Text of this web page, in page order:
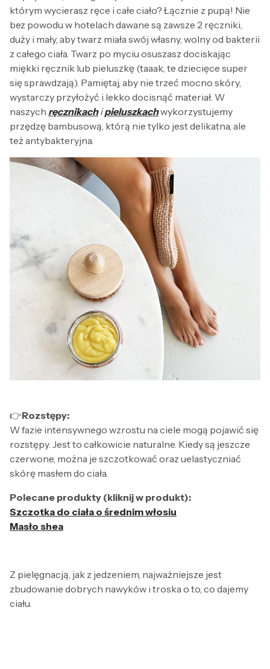
którym wycierasz ręce i całe ciało? Łącznie z pupą! Nie
bez powodu w hotelach dawane są zawsze 2 ręczniki,
duży i mały, aby twarz miała swój własny, wolny od bakterii
z całego ciała. Twarz po myciu osuszasz dociskając
miękki ręcznik lub pieluszkę (taaak, te dziecięce super
się sprawdzają). Pamiętaj, aby nie trzeć mocno skóry,
wystarczy przyłożyć i lekko docisnąć materiał. W
naszych ręcznikachipieluszkachwykorzystujemy
przędzę bambusową, którą nie tylko jest delikatna, ale
też antybakteryjna.
👉Rozstępy:
W fazie intensywnego wzrostu na ciele mogą pojawić się
rozstępy. Jest to całkowicie naturalne. Kiedy są jeszcze
czerwone, można je szczotkować oraz uelastyczniać
skórę masłem do ciała.
Polecane produkty (kliknij w produkt):
Szczotka do ciała o średnim włosiu
Masło shea
Z pielęgnacją, jak z jedzeniem, najważniejsze jest
zbudowanie dobrych nawyków i troska o to, co dajemy
ciału.